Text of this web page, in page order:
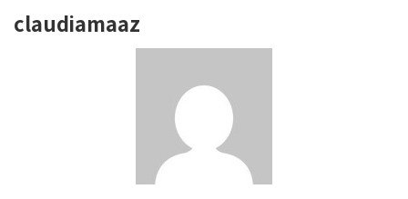
claudiamaaz